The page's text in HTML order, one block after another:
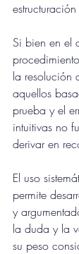
Si bien en el
la resolución
aquellos
prueba y el
intuitivas no
derivar en
El uso
permite
y
la duda y la
su peso